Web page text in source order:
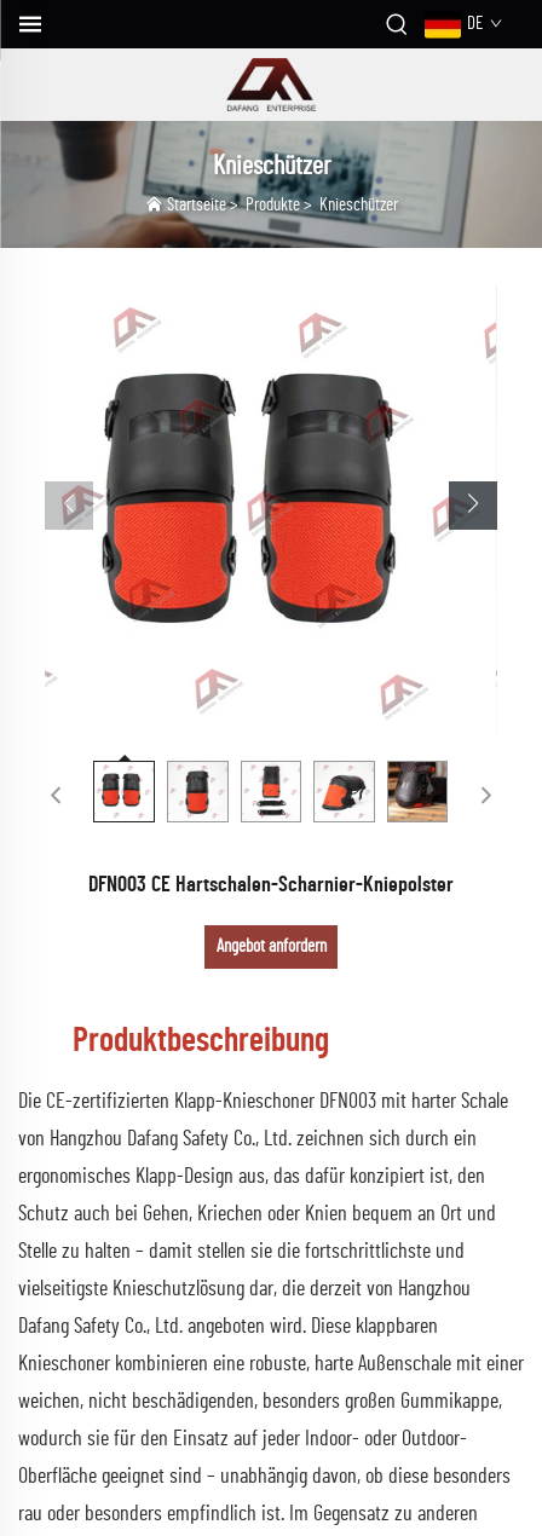
DE
Knieschützer
Startseite>Produkte>Knieschützer
DFN003 CE Hartschalen-Scharnier-Kniepolster
Angebot anfordern
Produktbeschreibung
Die CE-zertifizierten Klapp-Knieschoner DFN003 mit harter Schale
von Hangzhou Dafang Safety Co., Ltd. zeichnen sich durch ein
ergonomisches Klapp-Design aus, das dafür konzipiert ist, den
Schutz auch bei Gehen, Kriechen oder Knien bequem an Ort und
Stelle zu halten – damit stellen sie die fortschrittlichste und
vielseitigste Knieschutzlösung dar, die derzeit von Hangzhou
Dafang Safety Co., Ltd. angeboten wird. Diese klappbaren
Knieschoner kombinieren eine robuste, harte Außenschale mit einer
weichen, nicht beschädigenden, besonders großen Gummikappe,
wodurch sie für den Einsatz auf jeder Indoor- oder Outdoor-
Oberfläche geeignet sind – unabhängig davon, ob diese besonders
rau oder besonders empfindlich ist. Im Gegensatz zu anderen